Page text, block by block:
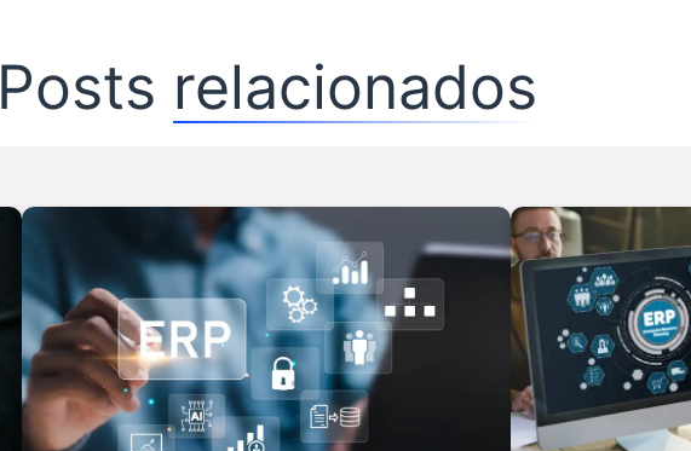
Posts relacionados